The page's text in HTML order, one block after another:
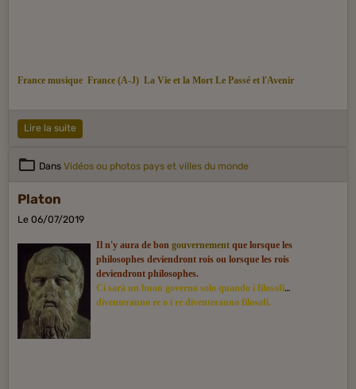
France musique France (A-J) La Vie et la Mort Le Passé et l'Avenir
Lire la suite
Dans Vidéos ou photos pays et villes du monde
Platon
Le 06/07/2019
Il n'y aura de bon gouvernementque lorsque les
philosophes deviendront rois ou lorsque les rois
deviendront philosophes.
Ci sarà un buon governo solo quando i filosofi
diventeranno re o i re diventeranno filosofi.